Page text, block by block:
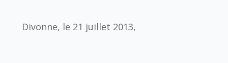
Divonne, le 21 juillet 2013,